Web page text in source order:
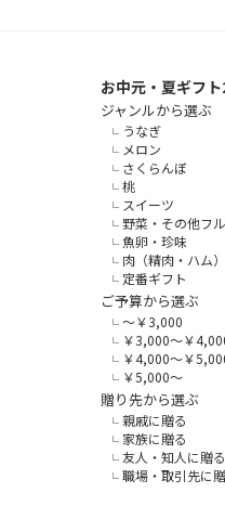
お中元・夏ギフ
ジャンルから選ぶ
うなぎ
メロン
さくらんぼ
桃
スイーツ
野菜・その他フ
魚卵・珍味
肉（精肉・ハム）
定番ギフト
ご予算から選ぶ
～￥3,000
￥3,000～￥
￥4,000～￥
￥5,000～
贈り先から選ぶ
親戚に贈る
家族に贈る
友人・知人に贈る
職場・取引先に